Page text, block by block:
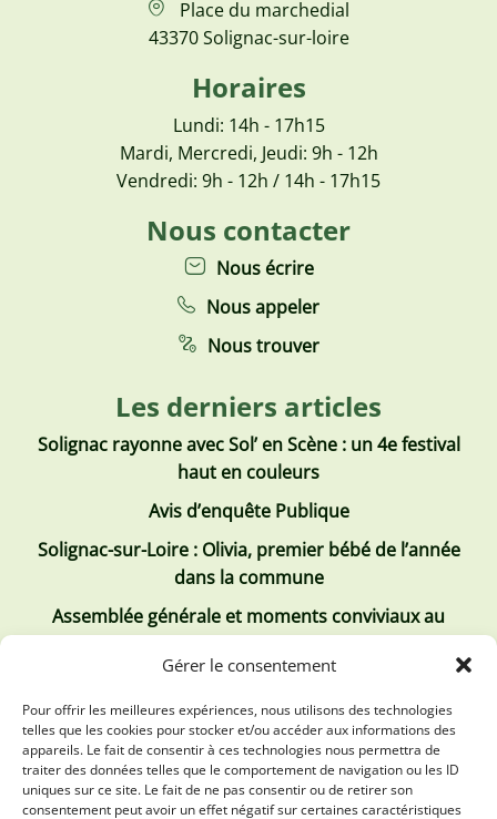
Gérer le consentement
Pour offrir les meilleures expériences, nous utilisons des technologies
telles que les cookies pour stocker et/ou accéder aux informations des
appareils. Le fait de consentir à ces technologies nous permettra de
traiter des données telles que le comportement de navigation ou les ID
uniques sur ce site. Le fait de ne pas consentir ou de retirer son
consentement peut avoir un effet négatif sur certaines caractéristiques
Place du marchedial
43370 Solignac-sur-loire
Horaires
Lundi: 14h - 17h15
Mardi, Mercredi, Jeudi: 9h - 12h
Vendredi: 9h - 12h / 14h - 17h15
Nous contacter
Nous écrire
Nous appeler
Nous trouver
Les derniers articles
Solignac rayonne avec Sol’ en Scène : un 4e festival
haut en couleurs
Avis d’enquête Publique
Solignac-sur-Loire : Olivia, premier bébé de l’année
dans la commune
Assemblée générale et moments conviviaux au
Les derniers comptes rendus
Conseil municipal 2 juillet 2026